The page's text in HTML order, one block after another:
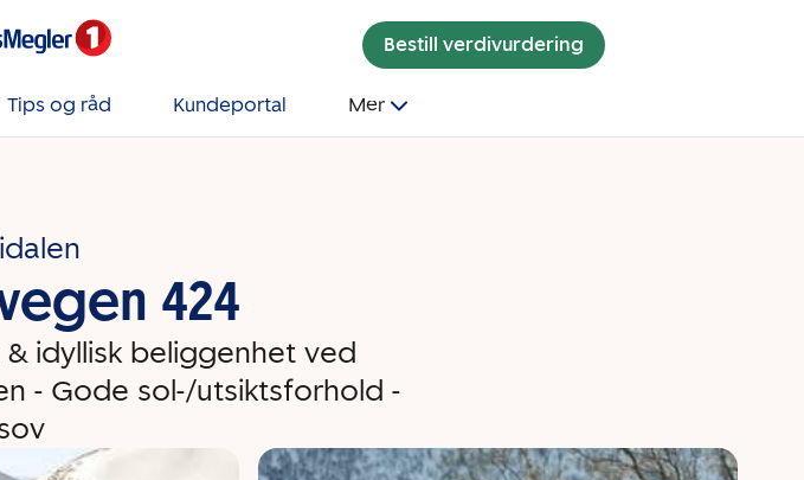
Bestill verdivurdering
Tips og råd Kundeportal Mer
424
idyllisk beliggenhet ved
- Gode sol-/utsiktsforhold -